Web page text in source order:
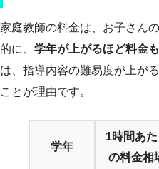
家庭教師の料金は、お子さん
的に、 学年が上がるほど料金
は、指導内容の難易度が上が
ことが理由です。
学年
1時間あた
の料金相